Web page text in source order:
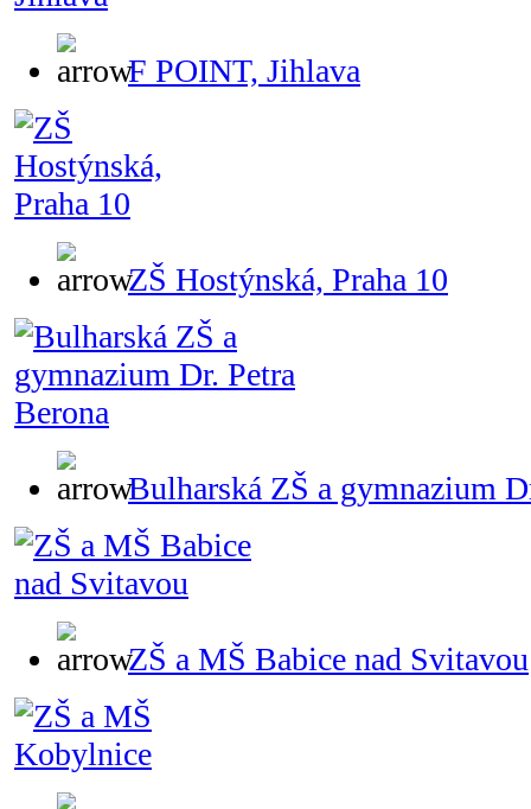
F POINT, Jihlava
ZŠ Hostýnská, Praha 10
Bulharská ZŠ a gymnazium
ZŠ a MŠ Babice nad Svitavou